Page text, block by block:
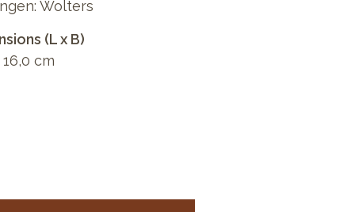
Wolters
(L x B)
16,0 cm